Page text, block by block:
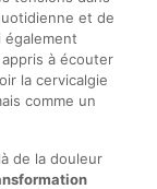
et de
également
à écouter
la cervicalgie
comme un
de la douleur